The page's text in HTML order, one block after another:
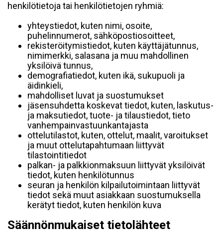
henkilötietoja tai henkilötietojen ryhmiä:
yhteystiedot, kuten nimi, osoite,
puhelinnumerot, sähköpostiosoitteet,
rekisteröitymistiedot, kuten käyttäjätunnus,
nimimerkki, salasana ja muu mahdollinen
yksilöivä tunnus,
demografiatiedot, kuten ikä, sukupuoli ja
äidinkieli,
mahdolliset luvat ja suostumukset
jäsensuhdetta koskevat tiedot, kuten, laskutus-
ja maksutiedot, tuote- ja tilaustiedot, tieto
vanhempainvastuunkantajasta
ottelutilastot, kuten, ottelut, maalit, varoitukset
ja muut ottelutapahtumaan liittyvät
tilastointitiedot
palkan- ja palkkionmaksuun liittyvät yksilöivät
tiedot, kuten henkilötunnus
seuran ja henkilön kilpailutoimintaan liittyvät
tiedot sekä muut asiakkaan suostumuksella
kerätyt tiedot, kuten henkilön kuva
Säännönmukaiset tietolähteet